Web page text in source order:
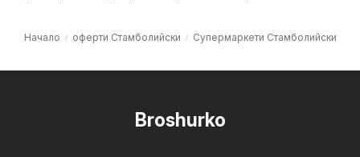
Начало оферти Стамболийски Супермаркети Стамболийски
Broshurko